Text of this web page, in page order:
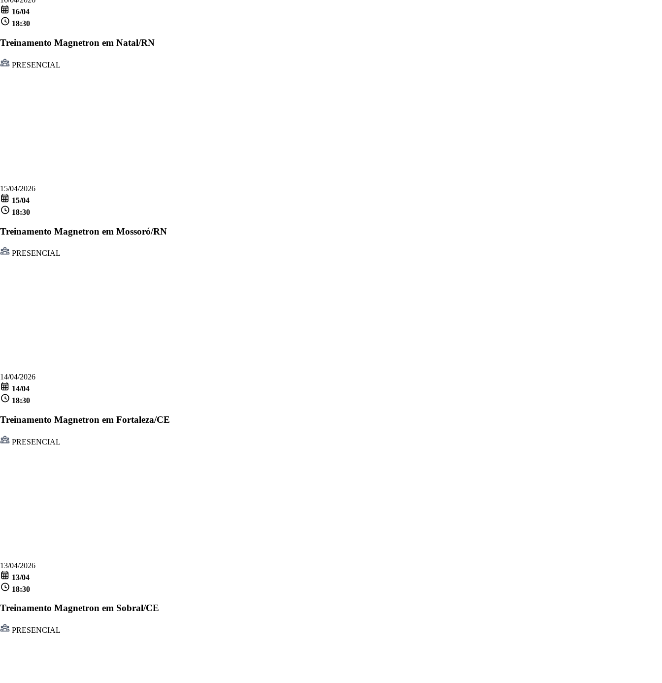
16/04
18:30
Treinamento Magnetron em Natal/RN
PRESENCIAL
15/04/2026
15/04
18:30
Treinamento Magnetron em Mossoró/RN
PRESENCIAL
14/04/2026
14/04
18:30
Treinamento Magnetron em Fortaleza/CE
PRESENCIAL
13/04/2026
13/04
18:30
Treinamento Magnetron em Sobral/CE
PRESENCIAL